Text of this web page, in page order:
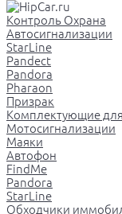
Контроль Охрана
Автосигнализации
StarLine
Pandect
Pandora
Pharaon
Призрак
Комплектующие
Мотосигнализации
Маяки
Автофон
FindMe
Pandora
StarLine
Обходчики